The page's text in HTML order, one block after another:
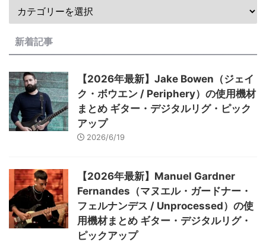
新着記事
【2026年最新】Jake Bowen（ジェイ
ク・ボウエン / Periphery）の使用機材
まとめ ギター・デジタルリグ・ピック
アップ
2026/6/19
【2026年最新】Manuel Gardner
Fernandes（マヌエル・ガードナー・
フェルナンデス / Unprocessed）の使
用機材まとめ ギター・デジタルリグ・
ピックアップ